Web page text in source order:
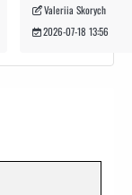
Valeriia Skorych
2026-07-18 13:56